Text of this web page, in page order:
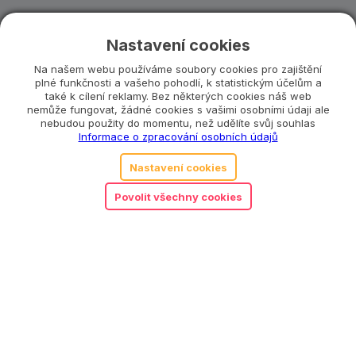
Katalogové číslo:TRI0003
Motorické hračky,Trixie
Související produkty
Nastavení cookies
Na našem webu používáme soubory cookies pro zajištění
plné funkčnosti a vašeho pohodlí, k statistickým účelům a
také k cílení reklamy. Bez některých cookies náš web
nemůže fungovat, žádné cookies s vašimi osobními údaji ale
nebudou použity do momentu, než udělíte svůj souhlas
Informace o zpracování osobních údajů
Nastavení cookies
Povolit všechny cookies